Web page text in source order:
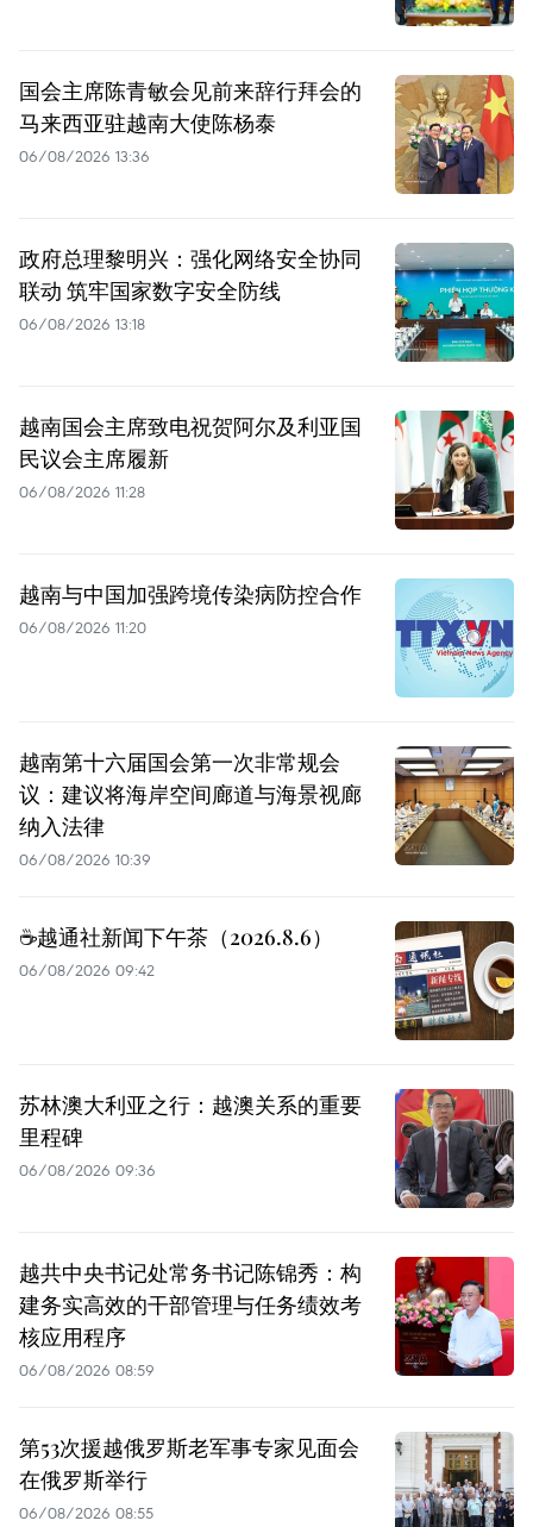
国会主席陈青敏会见前来辞行拜会的
马来西亚驻越南大使陈杨泰
06/08/2026 13:36
政府总理黎明兴：强化网络安全协同
联动 筑牢国家数字安全防线
06/08/2026 13:18
越南国会主席致电祝贺阿尔及利亚国
民议会主席履新
06/08/2026 11:28
越南与中国加强跨境传染病防控合作
06/08/2026 11:20
越南第十六届国会第一次非常规会
议：建议将海岸空间廊道与海景视廊
纳入法律
06/08/2026 10:39
☕️越通社新闻下午茶（2026.8.6）
06/08/2026 09:42
苏林澳大利亚之行：越澳关系的重要
里程碑
06/08/2026 09:36
越共中央书记处常务书记陈锦秀：构
建务实高效的干部管理与任务绩效考
核应用程序
06/08/2026 08:59
第53次援越俄罗斯老军事专家见面会
在俄罗斯举行
06/08/2026 08:55